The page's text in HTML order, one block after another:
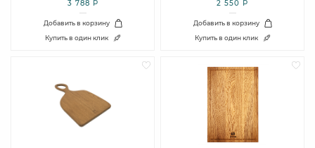
3 788 Р
Добавить в корзину
Купить в один клик
2 550 Р
Добавить в корзину
Купить в один клик